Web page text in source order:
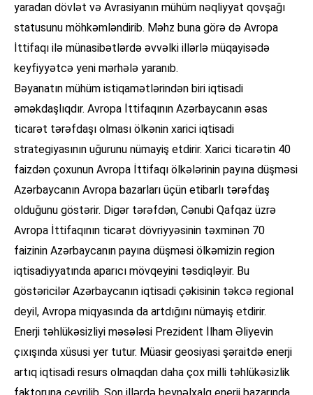
yaradan dövlət və Avrasiyanın mühüm nəqliyyat qovşağı
statusunu möhkəmləndirib. Məhz buna görə də Avropa
İttifaqı ilə münasibətlərdə əvvəlki illərlə müqayisədə
keyfiyyətcə yeni mərhələ yaranıb.
Bəyanatın mühüm istiqamətlərindən biri iqtisadi
əməkdaşlıqdır. Avropa İttifaqının Azərbaycanın əsas
ticarət tərəfdaşı olması ölkənin xarici iqtisadi
strategiyasının uğurunu nümayiş etdirir. Xarici ticarətin 40
faizdən çoxunun Avropa İttifaqı ölkələrinin payına düşməsi
Azərbaycanın Avropa bazarları üçün etibarlı tərəfdaş
olduğunu göstərir. Digər tərəfdən, Cənubi Qafqaz üzrə
Avropa İttifaqının ticarət dövriyyəsinin təxminən 70
faizinin Azərbaycanın payına düşməsi ölkəmizin region
iqtisadiyyatında aparıcı mövqeyini təsdiqləyir. Bu
göstəricilər Azərbaycanın iqtisadi çəkisinin təkcə regional
deyil, Avropa miqyasında da artdığını nümayiş etdirir.
Enerji təhlükəsizliyi məsələsi Prezident İlham Əliyevin
çıxışında xüsusi yer tutur. Müasir geosiyasi şəraitdə enerji
artıq iqtisadi resurs olmaqdan daha çox milli təhlükəsizlik